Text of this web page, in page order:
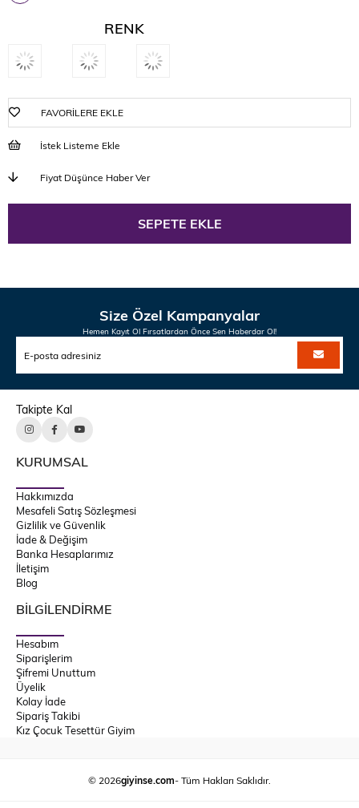
RENK
FAVORILERE EKLE
İstek Listeme Ekle
Fiyat Düşünce Haber Ver
Size Özel Kampanyalar
Hemen Kayıt Ol Fırsatlardan Önce Sen Haberdar Ol!
Takipte Kal
KURUMSAL
Hakkımızda
Mesafeli Satış Sözleşmesi
Gizlilik ve Güvenlik
İade & Değişim
Banka Hesaplarımız
İletişim
Blog
BİLGİLENDİRME
Hesabım
Siparişlerim
Şifremi Unuttum
Üyelik
Kolay İade
Sipariş Takibi
Kız Çocuk Tesettür Giyim
© 2026giyinse.com- Tüm Hakları Saklıdır.